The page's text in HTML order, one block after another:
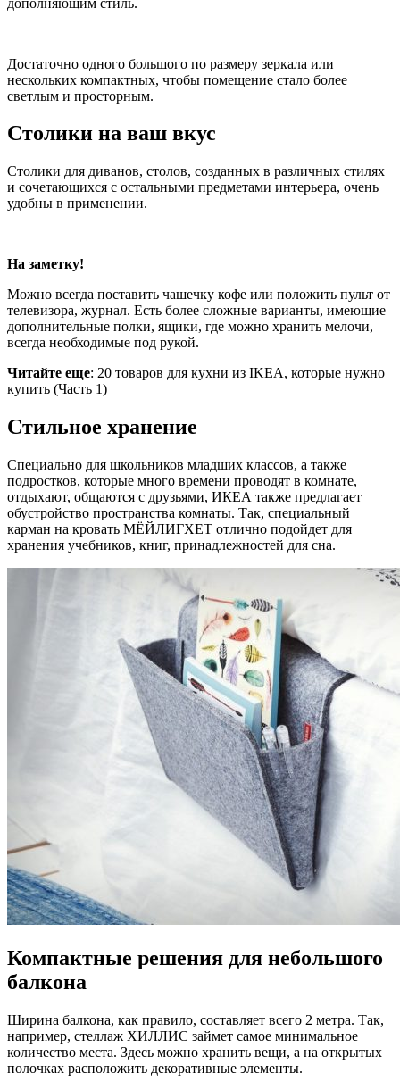
Достаточно одного большого по размеру зеркала или
нескольких компактных, чтобы помещение стало более
светлым и просторным.
Столики на ваш вкус
Столики для диванов, столов, созданных в различных стилях
и сочетающихся с остальными предметами интерьера, очень
удобны в применении.
На заметку!
Можно всегда поставить чашечку кофе или положить пульт от
телевизора, журнал. Есть более сложные варианты, имеющие
дополнительные полки, ящики, где можно хранить мелочи,
всегда необходимые под рукой.
Читайте еще: 20 товаров для кухни из IKEA, которые нужно
купить (Часть 1)
Стильное хранение
Специально для школьников младших классов, а также
подростков, которые много времени проводят в комнате,
отдыхают, общаются с друзьями, ИКЕА также предлагает
обустройство пространства комнаты. Так, специальный
карман на кровать МЁЙЛИГХЕТ отлично подойдет для
хранения учебников, книг, принадлежностей для сна.
Компактные решения для небольшого
балкона
Ширина балкона, как правило, составляет всего 2 метра. Так,
например, стеллаж ХИЛЛИС займет самое минимальное
количество места. Здесь можно хранить вещи, а на открытых
полочках расположить декоративные элементы.